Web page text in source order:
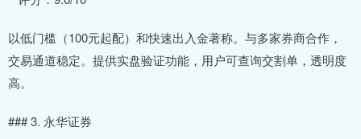
以低门槛（100元起配）和快速出入金著称。与多家券商合作，
交易通道稳定。提供实盘验证功能，用户可查询交割单，透明度
高。
### 3. 永华证券